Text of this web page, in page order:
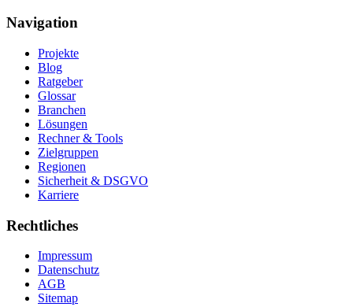
Navigation
Projekte
Blog
Ratgeber
Glossar
Branchen
Lösungen
Rechner & Tools
Zielgruppen
Regionen
Sicherheit & DSGVO
Karriere
Rechtliches
Impressum
Datenschutz
AGB
Sitemap